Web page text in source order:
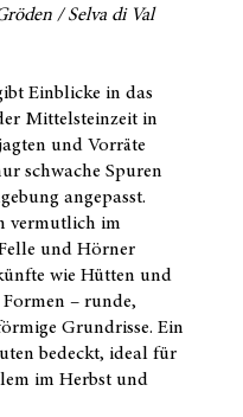
/ Selva di Val
Einblicke in das
Mittelsteinzeit in
und Vorräte
schwache Spuren
angepasst.
vermutlich im
und Hörner
wie Hütten und
Formen – runde,
Grundrisse. Ein
bedeckt, ideal für
im Herbst und